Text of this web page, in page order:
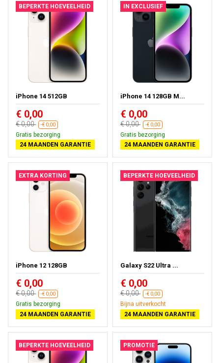
BEPERKTE HOEVEELHEID
iPhone 14 512GB
€ 0,00
€ 0,00 -€ 0,00
Gratis bezorging
24 MAANDEN GARANTIE
IN EXCLUSIEF
iPhone 14 128GB M...
€ 0,00
€ 0,00 -€ 0,00
Gratis bezorging
24 MAANDEN GARANTIE
EXTRA KORTING
iPhone 12 128GB
€ 0,00
€ 0,00 -€ 0,00
Gratis bezorging
24 MAANDEN GARANTIE
BEPERKTE HOEVEELHEID
Galaxy S22 Ultra ...
€ 0,00
€ 0,00 -€ 0,00
Bijna uitverkocht
24 MAANDEN GARANTIE
BEPERKTE HOEVEELHEID PROMOTIE